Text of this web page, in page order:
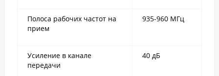
Полоса рабочих частот на
прием
935-960 МГц
Усиление в канале
передачи
40 дБ